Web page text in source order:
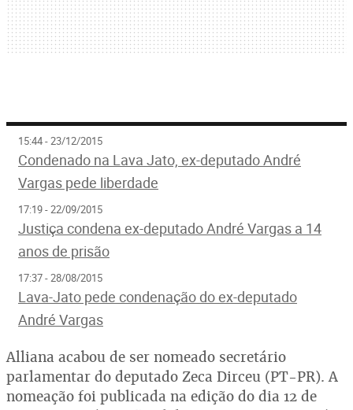
15:44 - 23/12/2015
Condenado na Lava Jato, ex-deputado André
Vargas pede liberdade
17:19 - 22/09/2015
Justiça condena ex-deputado André Vargas a 14
anos de prisão
17:37 - 28/08/2015
Lava-Jato pede condenação do ex-deputado
André Vargas
Alliana acabou de ser nomeado secretário
parlamentar do deputado Zeca Dirceu (PT-PR). A
nomeação foi publicada na edição do dia 12 de